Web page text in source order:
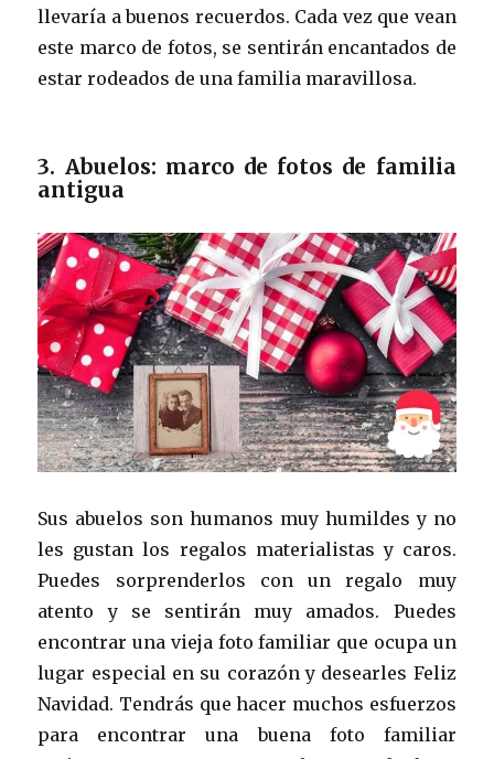
llevaría a buenos recuerdos. Cada vez que vean
este marco de fotos, se sentirán encantados de
estar rodeados de una familia maravillosa.
3. Abuelos: marco de fotos de familia
antigua
Sus abuelos son humanos muy humildes y no
les gustan los regalos materialistas y caros.
Puedes sorprenderlos con un regalo muy
atento y se sentirán muy amados. Puedes
encontrar una vieja foto familiar que ocupa un
lugar especial en su corazón y desearles Feliz
Navidad. Tendrás que hacer muchos esfuerzos
para encontrar una buena foto familiar